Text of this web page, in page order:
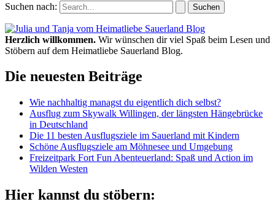
Suchen nach:
Herzlich willkommen. Wir wünschen dir viel Spaß beim Lesen und
Stöbern auf dem Heimatliebe Sauerland Blog.
Die neuesten Beiträge
Wie nachhaltig managst du eigentlich dich selbst?
Ausflug zum Skywalk Willingen, der längsten Hängebrücke
in Deutschland
Die 11 besten Ausflugsziele im Sauerland mit Kindern
Schöne Ausflugsziele am Möhnesee und Umgebung
Freizeitpark Fort Fun Abenteuerland: Spaß und Action im
Wilden Westen
Hier kannst du stöbern: